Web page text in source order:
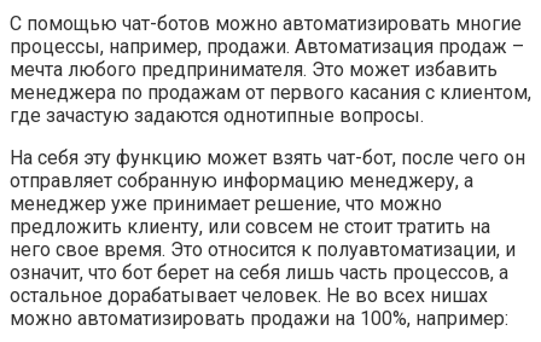
С помощью чат-ботов можно автоматизировать многие
процессы, например, продажи. Автоматизация продаж –
мечта любого предпринимателя. Это может избавить
менеджера по продажам от первого касания с клиентом,
где зачастую задаются однотипные вопросы.
На себя эту функцию может взять чат-бот, после чего он
отправляет собранную информацию менеджеру, а
менеджер уже принимает решение, что можно
предложить клиенту, или совсем не стоит тратить на
него свое время. Это относится к полуавтоматизации, и
означит, что бот берет на себя лишь часть процессов, а
остальное дорабатывает человек. Не во всех нишах
можно автоматизировать продажи на 100%, например: